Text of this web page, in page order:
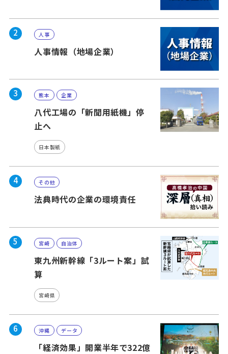
2 人事
人事情報（地場企業）
3 熊本 企業
八代工場の「新聞用紙機」停
止へ
日本製紙
4 その他
法典時代の企業の環境責任
5 宮崎 自治体
東九州新幹線「3ルート案」試
算
宮崎県
6 沖縄 データ
「経済効果」開業半年で322億